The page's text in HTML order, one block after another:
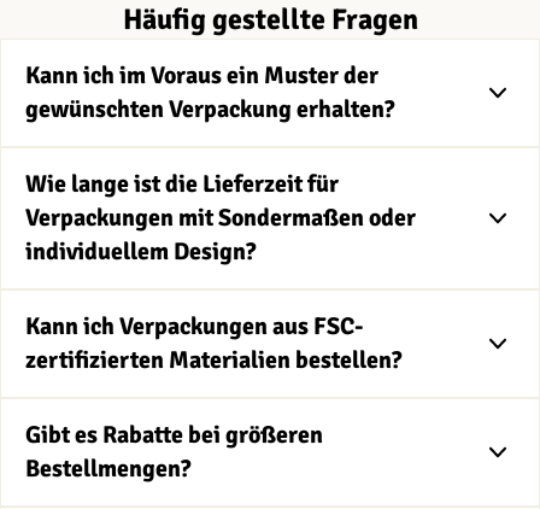
Häufig gestellte Fragen
Kann ich im Voraus ein Muster der
gewünschten Verpackung erhalten?
Wie lange ist die Lieferzeit für
Verpackungen mit Sondermaßen oder
individuellem Design?
Kann ich Verpackungen aus FSC-
zertifizierten Materialien bestellen?
Gibt es Rabatte bei größeren
Bestellmengen?